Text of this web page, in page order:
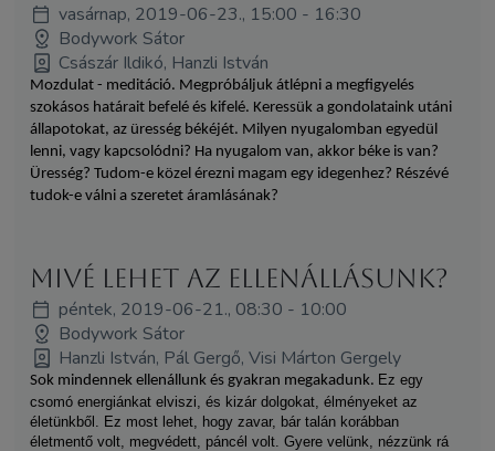
vasárnap, 2019-06-23., 15:00 - 16:30
Bodywork Sátor
Császár Ildikó, Hanzli István
Mozdulat - meditáció. Megpróbáljuk átlépni a megfigyelés
szokásos határait befelé és kifelé. Keressük a gondolataink utáni
állapotokat, az üresség békéjét. Milyen nyugalomban egyedül
lenni, vagy kapcsolódni? Ha nyugalom van, akkor béke is van?
Üresség? Tudom-e közel érezni magam egy idegenhez? Részévé
tudok-e válni a szeretet áramlásának?
Mivé lehet az ellenállásunk?
péntek, 2019-06-21., 08:30 - 10:00
Bodywork Sátor
Hanzli István, Pál Gergő, Visi Márton Gergely
Sok mindennek ellenállunk és gyakran megakadunk. Ez egy
csomó energiánkat elviszi, és kizár dolgokat, élményeket az
életünkből. Ez most lehet, hogy zavar, bár talán korábban
életmentő volt, megvédett, páncél volt. Gyere velünk, nézzünk rá